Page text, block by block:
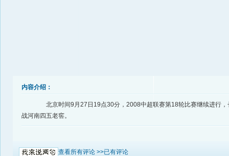
内容介绍：
北京时间9月27日19点30分，2008中超联赛第18轮比赛继续进行，
战河南四五老窖。
查看所有评论 >>已有评论